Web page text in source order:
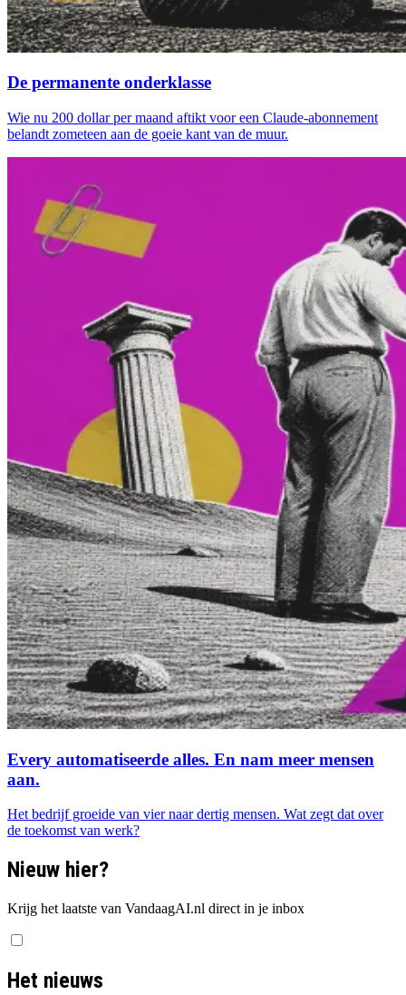
De permanente onderklasse
Wie nu 200 dollar per maand aftikt voor een Claude-abonnement
belandt zometeen aan de goeie kant van de muur.
Every automatiseerde alles. En nam meer mensen
aan.
Het bedrijf groeide van vier naar dertig mensen. Wat zegt dat over
de toekomst van werk?
Nieuw hier?
Krijg het laatste van VandaagAI.nl direct in je inbox
Het nieuws